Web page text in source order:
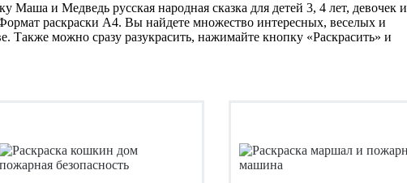
Маша и Медведь русская народная сказка для детей 3, 4 лет, девочек и
раскраски А4. Вы найдете множество интересных, веселых и
Также можно сразу разукрасить, нажимайте кнопку «Раскрасить» и